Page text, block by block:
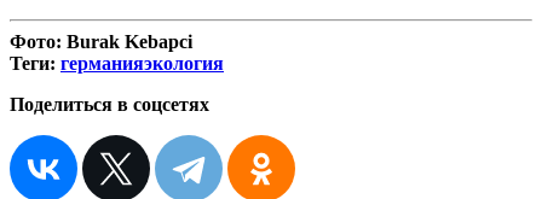
Фото: Burak Kebapci
Теги: германияэкология
Поделиться в соцсетях